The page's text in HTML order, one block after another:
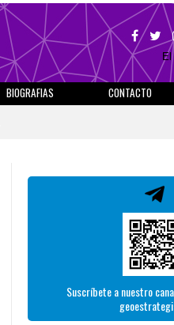
BIOGRAFIAS CONTACTO
Suscríbete a nuestro